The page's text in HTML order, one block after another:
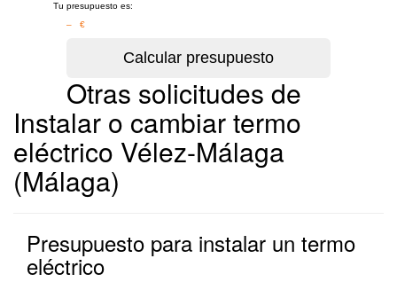
Tu presupuesto es:
– €
Otras solicitudes de
Instalar o cambiar termo
eléctrico Vélez-Málaga
(Málaga)
Presupuesto para instalar un termo
eléctrico